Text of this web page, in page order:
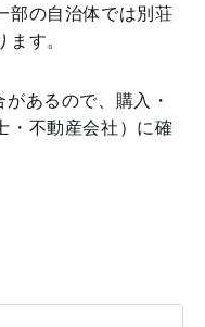
部の自治体では別荘
す。
あるので、購入・
・不動産会社）に確